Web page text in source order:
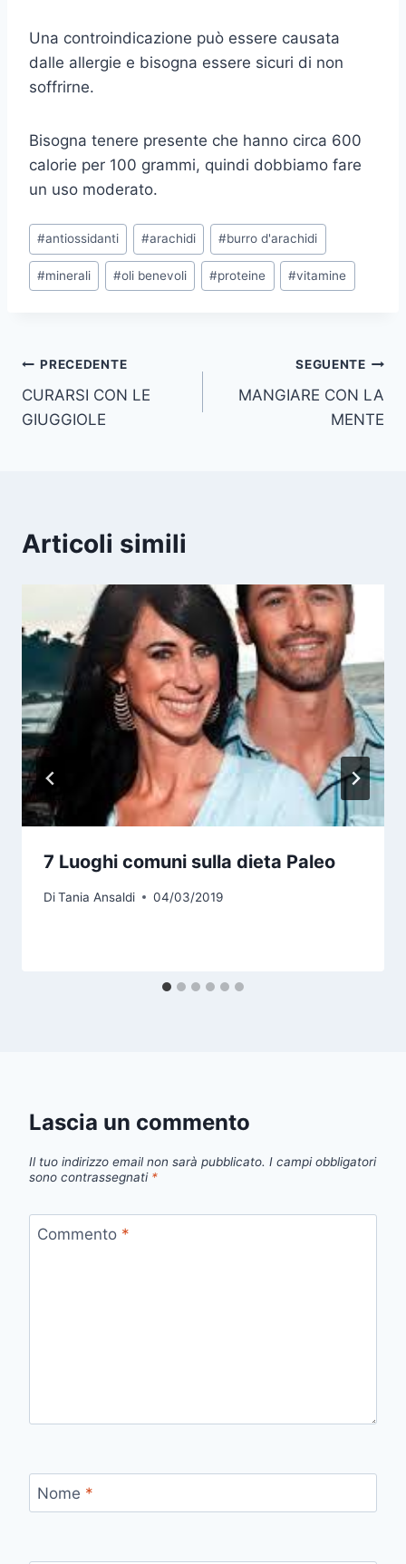
Una controindicazione può essere causata
dalle allergie e bisogna essere sicuri di non
soffrirne.
Bisogna tenere presente che hanno circa 600
calorie per 100 grammi, quindi dobbiamo fare
un uso moderato.
Tag
articolo:
#antiossidanti #arachidi #burro d'arachidi
#minerali #oli benevoli #proteine #vitamine
Navigazione
articoli
PRECEDENTE
CURARSI CON LE
GIUGGIOLE
SEGUENTE
MANGIARE CON LA
MENTE
Articoli simili
7 Luoghi comuni sulla dieta Paleo
DiTania Ansaldi 04/03/2019
Lascia un commento
Il tuo indirizzo email non sarà pubblicato. I campi obbligatori
sono contrassegnati *
Commento *
Nome *